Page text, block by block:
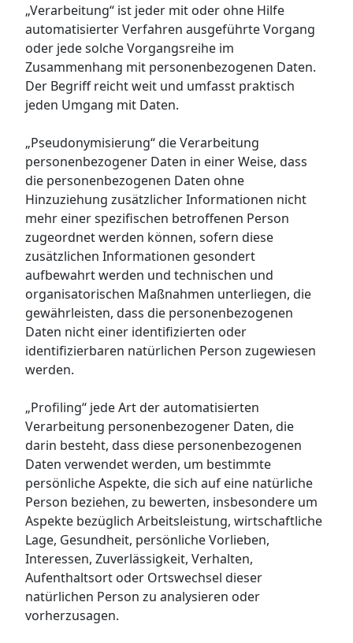
„Verarbeitung“ ist jeder mit oder ohne Hilfe
automatisierter Verfahren ausgeführte Vorgang
oder jede solche Vorgangsreihe im
Zusammenhang mit personenbezogenen Daten.
Der Begriff reicht weit und umfasst praktisch
jeden Umgang mit Daten.
„Pseudonymisierung“ die Verarbeitung
personenbezogener Daten in einer Weise, dass
die personenbezogenen Daten ohne
Hinzuziehung zusätzlicher Informationen nicht
mehr einer spezifischen betroffenen Person
zugeordnet werden können, sofern diese
zusätzlichen Informationen gesondert
aufbewahrt werden und technischen und
organisatorischen Maßnahmen unterliegen, die
gewährleisten, dass die personenbezogenen
Daten nicht einer identifizierten oder
identifizierbaren natürlichen Person zugewiesen
werden.
„Profiling“ jede Art der automatisierten
Verarbeitung personenbezogener Daten, die
darin besteht, dass diese personenbezogenen
Daten verwendet werden, um bestimmte
persönliche Aspekte, die sich auf eine natürliche
Person beziehen, zu bewerten, insbesondere um
Aspekte bezüglich Arbeitsleistung, wirtschaftliche
Lage, Gesundheit, persönliche Vorlieben,
Interessen, Zuverlässigkeit, Verhalten,
Aufenthaltsort oder Ortswechsel dieser
natürlichen Person zu analysieren oder
vorherzusagen.